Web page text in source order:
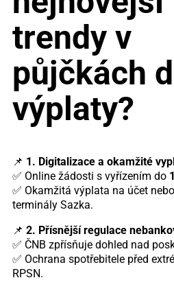
trendy v
půjčkách
výplaty?
📌 1. Digitalizace a okamžité
✅ Online žádosti s vyřízením do
✅ Okamžitá výplata na účet
terminály Sazka.
📌 2. Přísnější regulace
✅ ČNB zpřísňuje dohled nad
✅ Ochrana spotřebitele před
RPSN.